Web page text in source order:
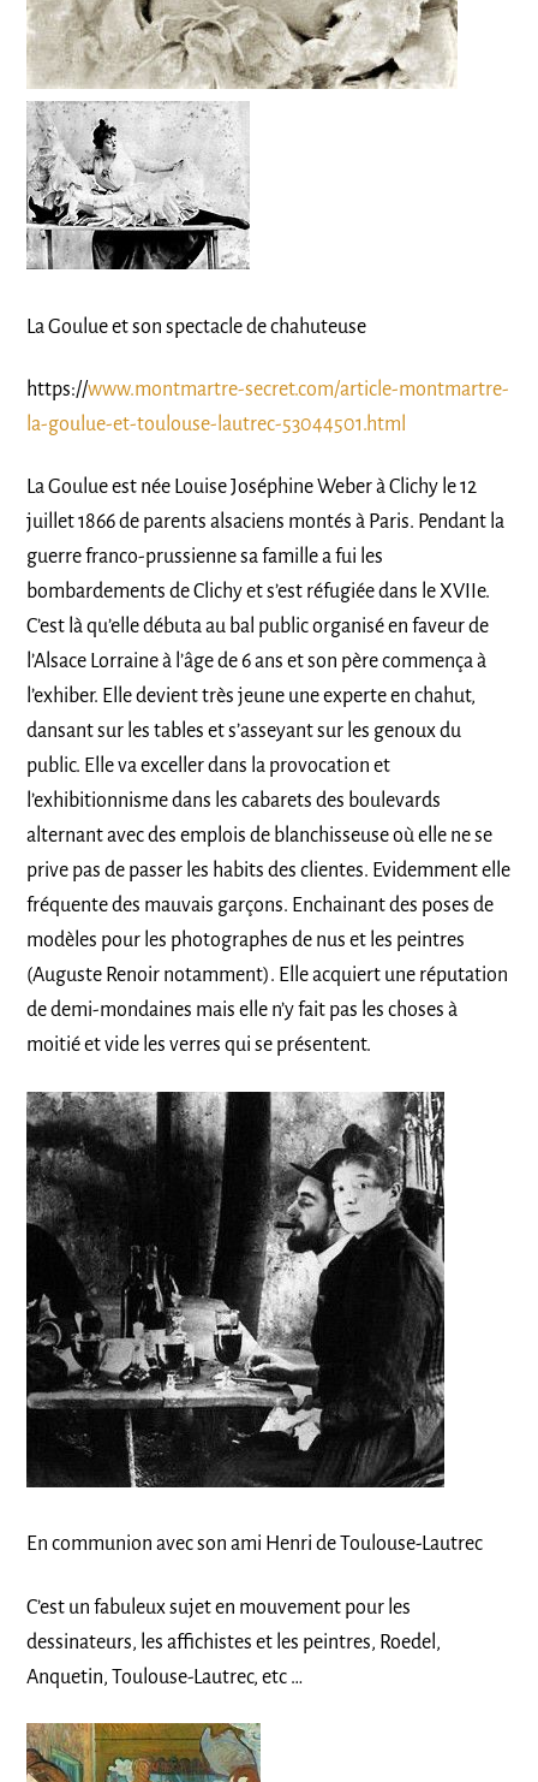
La Goulue et son spectacle de chahuteuse
https://www.montmartre-secret.com/article-montmartre-
la-goulue-et-toulouse-lautrec-53044501.html
La Goulue est née Louise Joséphine Weber à Clichy le 12
juillet 1866 de parents alsaciens montés à Paris. Pendant la
guerre franco-prussienne sa famille a fui les
bombardements de Clichy et s’est réfugiée dans le XVIIe.
C’est là qu’elle débuta au bal public organisé en faveur de
l’Alsace Lorraine à l’âge de 6 ans et son père commença à
l’exhiber. Elle devient très jeune une experte en chahut,
dansant sur les tables et s’asseyant sur les genoux du
public. Elle va exceller dans la provocation et
l’exhibitionnisme dans les cabarets des boulevards
alternant avec des emplois de blanchisseuse où elle ne se
prive pas de passer les habits des clientes. Evidemment elle
fréquente des mauvais garçons. Enchainant des poses de
modèles pour les photographes de nus et les peintres
(Auguste Renoir notamment). Elle acquiert une réputation
de demi-mondaines mais elle n’y fait pas les choses à
moitié et vide les verres qui se présentent.
En communion avec son ami Henri de Toulouse-Lautrec
C’est un fabuleux sujet en mouvement pour les
dessinateurs, les affichistes et les peintres, Roedel,
Anquetin, Toulouse-Lautrec, etc …